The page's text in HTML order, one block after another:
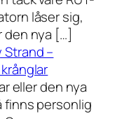
låser sig,
nya […]
Strand –
eller den nya
finns personlig